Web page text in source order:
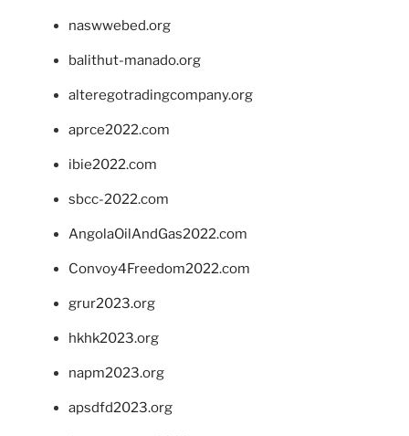
naswwebed.org
balithut-manado.org
alteregotradingcompany.org
aprce2022.com
ibie2022.com
sbcc-2022.com
AngolaOilAndGas2022.com
Convoy4Freedom2022.com
grur2023.org
hkhk2023.org
napm2023.org
apsdfd2023.org